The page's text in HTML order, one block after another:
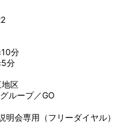
分
分
区
ループ／GO
明会専用（フリーダイヤル）